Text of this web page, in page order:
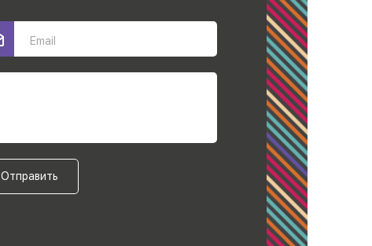
Email
Отправить